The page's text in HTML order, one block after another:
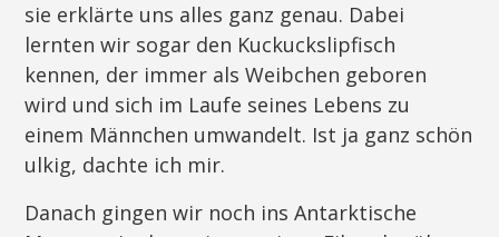
sie erklärte uns alles ganz genau. Dabei
lernten wir sogar den Kuckuckslipfisch
kennen, der immer als Weibchen geboren
wird und sich im Laufe seines Lebens zu
einem Männchen umwandelt. Ist ja ganz schön
ulkig, dachte ich mir.
Danach gingen wir noch ins Antarktische